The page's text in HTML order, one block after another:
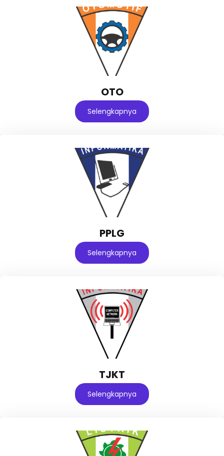
OTO
Selengkapnya
PPLG
Selengkapnya
TJKT
Selengkapnya